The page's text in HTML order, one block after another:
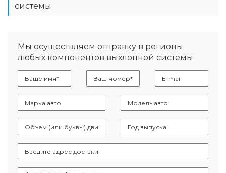
системы
Мы осуществляем отправку в регионы
любых компонентов выхлопной системы